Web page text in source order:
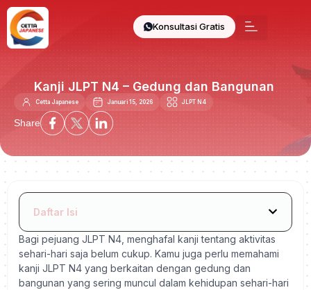
Konsultasi Gratis
Kanji JLPT N4 – Gedung dan Bangunan
Cetta Japanese Januari 15, 2026 JLPT N4
Share
Daftar Isi
Bagi pejuang JLPT N4, menghafal kanji tentang aktivitas
sehari-hari saja belum cukup. Kamu juga perlu memahami
kanji JLPT N4 yang berkaitan dengan gedung dan
bangunan yang sering muncul dalam kehidupan sehari-hari